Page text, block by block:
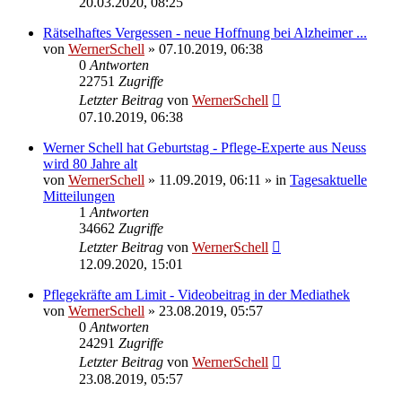
Rätselhaftes Vergessen - neue Hoffnung bei Alzheimer ...
von WernerSchell » 07.10.2019, 06:38
0 Antworten
22751 Zugriffe
Letzter Beitrag von WernerSchell
07.10.2019, 06:38
Werner Schell hat Geburtstag - Pflege-Experte aus Neuss
wird 80 Jahre alt
von WernerSchell » 11.09.2019, 06:11 » in Tagesaktuelle
Mitteilungen
1 Antworten
34662 Zugriffe
Letzter Beitrag von WernerSchell
12.09.2020, 15:01
Pflegekräfte am Limit - Videobeitrag in der Mediathek
von WernerSchell » 23.08.2019, 05:57
0 Antworten
24291 Zugriffe
Letzter Beitrag von WernerSchell
23.08.2019, 05:57